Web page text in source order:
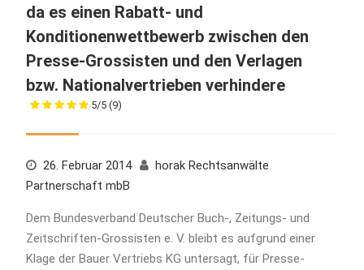
da es einen Rabatt- und
Konditionenwettbewerb zwischen den
Presse-Grossisten und den Verlagen
bzw. Nationalvertrieben verhindere
5/5 (9)
26. Februar 2014
horak Rechtsanwälte
Partnerschaft mbB
Dem Bundesverband Deutscher Buch-, Zeitungs- und
Zeitschriften-Grossisten e. V. bleibt es aufgrund einer
Klage der Bauer Vertriebs KG untersagt, für Presse-